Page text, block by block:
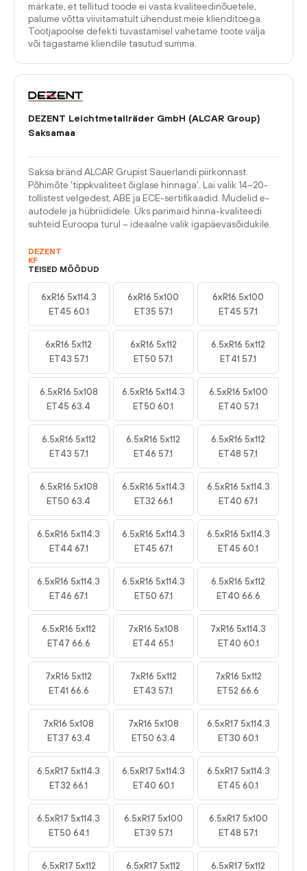
märkate, et tellitud toode ei vasta kvaliteedinõuetele,
palume võtta viivitamatult ühendust meie klienditoega.
Tootjapoolse defekti tuvastamisel vahetame toote välja
või tagastame kliendile tasutud summa.
DEZENT Leichtmetallräder GmbH (ALCAR Group)
Saksamaa
Saksa bränd ALCAR Grupist Sauerlandi piirkonnast.
Põhimõte 'tippkvaliteet õiglase hinnaga'. Lai valik 14–20-
tollistest velgedest, ABE ja ECE-sertifikaadid. Mudelid e-
autodele ja hübriididele. Üks parimaid hinna-kvaliteedi
suhteid Euroopa turul – ideaalne valik igapäevasõidukile.
DEZENT
KF
TEISED MÕÕDUD
6xR16 5x114.3
ET45 60.1
6xR16 5x100
ET35 57.1
6xR16 5x100
ET45 57.1
6xR16 5x112
ET43 57.1
6xR16 5x112
ET50 57.1
6.5xR16 5x112
ET41 57.1
6.5xR16 5x108
ET45 63.4
6.5xR16 5x114.3
ET50 60.1
6.5xR16 5x100
ET40 57.1
6.5xR16 5x112
ET43 57.1
6.5xR16 5x112
ET46 57.1
6.5xR16 5x112
ET48 57.1
6.5xR16 5x108
ET50 63.4
6.5xR16 5x114.3
ET32 66.1
6.5xR16 5x114.3
ET40 67.1
6.5xR16 5x114.3
ET44 67.1
6.5xR16 5x114.3
ET45 67.1
6.5xR16 5x114.3
ET45 60.1
6.5xR16 5x114.3
ET46 67.1
6.5xR16 5x114.3
ET50 67.1
6.5xR16 5x112
ET40 66.6
6.5xR16 5x112
ET47 66.6
7xR16 5x108
ET44 65.1
7xR16 5x114.3
ET40 60.1
7xR16 5x112
ET41 66.6
7xR16 5x112
ET43 57.1
7xR16 5x112
ET52 66.6
7xR16 5x108
ET37 63.4
7xR16 5x108
ET50 63.4
6.5xR17 5x114.3
ET30 60.1
6.5xR17 5x114.3
ET32 66.1
6.5xR17 5x114.3
ET40 60.1
6.5xR17 5x114.3
ET45 60.1
6.5xR17 5x114.3
ET50 64.1
6.5xR17 5x100
ET39 57.1
6.5xR17 5x100
ET48 57.1
6.5xR17 5x112 6.5xR17 5x112 6.5xR17 5x112